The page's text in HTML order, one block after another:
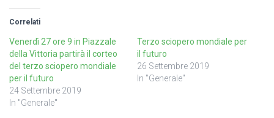
Correlati
Venerdì 27 ore 9 in Piazzale
della Vittoria partirà il corteo
del terzo sciopero mondiale
per il futuro
24 Settembre 2019
In "Generale"
Terzo sciopero mondiale per
il futuro
26 Settembre 2019
In "Generale"